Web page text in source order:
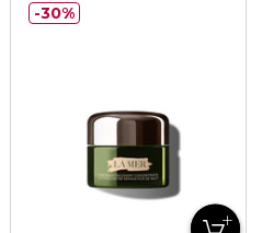
30%